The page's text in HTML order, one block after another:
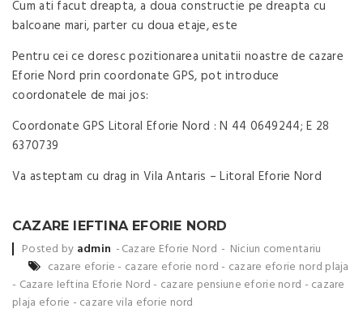
Cum ati facut dreapta, a doua constructie pe dreapta cu
balcoane mari, parter cu doua etaje, este
Pentru cei ce doresc pozitionarea unitatii noastre de cazare
Eforie Nord prin coordonate GPS, pot introduce
coordonatele de mai jos:
Coordonate GPS Litoral Eforie Nord : N 44 0649244; E 28
6370739
Va asteptam cu drag in Vila Antaris – Litoral Eforie Nord
CAZARE IEFTINA EFORIE NORD
Posted by admin Cazare Eforie Nord
Niciun comentariu
cazare eforie - cazare eforie nord - cazare eforie nord plaja
- Cazare Ieftina Eforie Nord - cazare pensiune eforie nord - cazare
plaja eforie - cazare vila eforie nord